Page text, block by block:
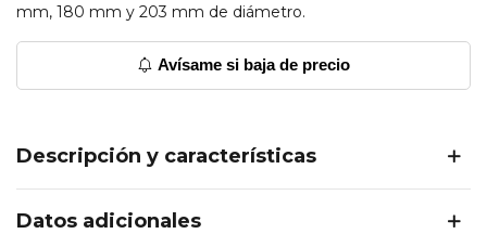
mm, 180 mm y 203 mm de diámetro.
Avísame si baja de precio
Descripción y características
Datos adicionales